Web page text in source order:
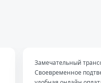
Замечательный
Своевременное